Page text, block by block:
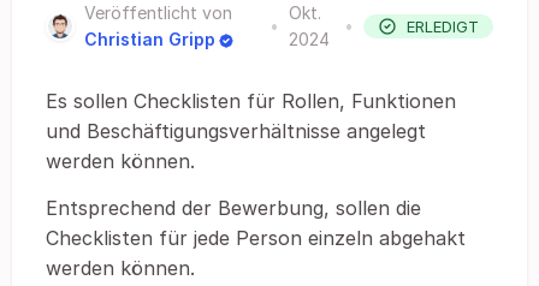
Veröffentlicht von
Christian Gripp
•
Okt.
2024
• ERLEDIGT
Es sollen Checklisten für Rollen, Funktionen
und Beschäftigungsverhältnisse angelegt
werden können.
Entsprechend der Bewerbung, sollen die
Checklisten für jede Person einzeln abgehakt
werden können.